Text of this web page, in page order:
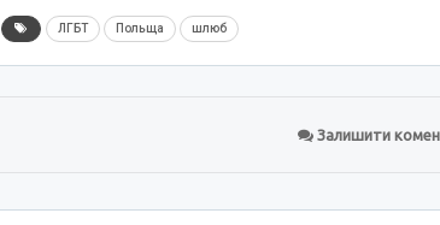
ЛГБТ Польща шлюб
Залишити